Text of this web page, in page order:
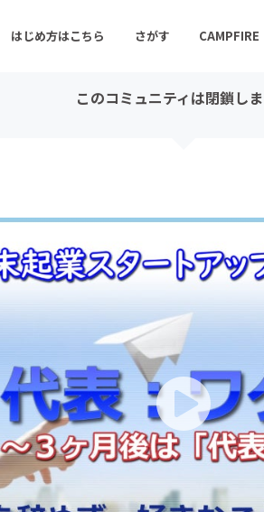
はじめ方はこちら さがす CAMPFIRE
音楽
ゲーム・サービス開発
ソーシャルグッド
CAMPFIRE for Social Good
このコミュニティは閉鎖し